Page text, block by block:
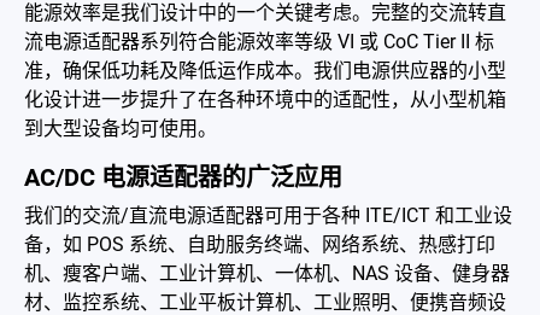
能源效率是我们设计中的一个关键考虑。完整的交流转直
流电源适配器系列符合能源效率等级 VI 或 CoC Tier II 标
准，确保低功耗及降低运作成本。我们电源供应器的小型
化设计进一步提升了在各种环境中的适配性，从小型机箱
到大型设备均可使用。
AC/DC 电源适配器的广泛应用
我们的交流/直流电源适配器可用于各种 ITE/ICT 和工业设
备，如 POS 系统、自助服务终端、网络系统、热感打印
机、瘦客户端、工业计算机、一体机、NAS 设备、健身器
材、监控系统、工业平板计算机、工业照明、便携音频设
CRPS 电源
解决方案
为何选择翌胜
最新消息
公司简介
型录